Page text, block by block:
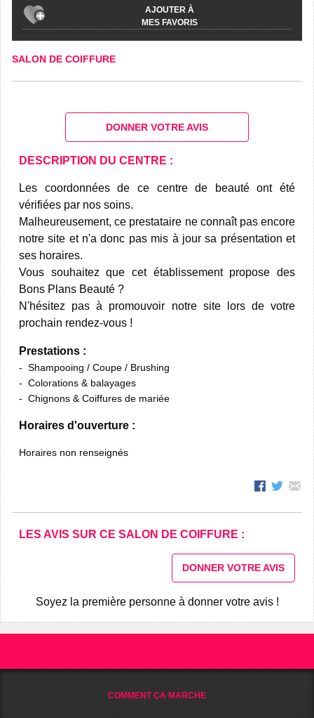
AJOUTER À
MES FAVORIS
SALON DE COIFFURE
DONNER VOTRE AVIS
DESCRIPTION DU CENTRE :
Les coordonnées de ce centre de beauté ont été
vérifiées par nos soins.
Malheureusement, ce prestataire ne connaît pas encore
notre site et n'a donc pas mis à jour sa présentation et
ses horaires.
Vous souhaitez que cet établissement propose des
Bons Plans Beauté ?
N'hésitez pas à promouvoir notre site lors de votre
prochain rendez-vous !
Prestations :
Shampooing / Coupe / Brushing
Colorations & balayages
Chignons & Coiffures de mariée
Horaires d'ouverture :
Horaires non renseignés
LES AVIS SUR CE SALON DE COIFFURE :
DONNER VOTRE AVIS
Soyez la première personne à donner votre avis !
COMMENT ÇA MARCHE